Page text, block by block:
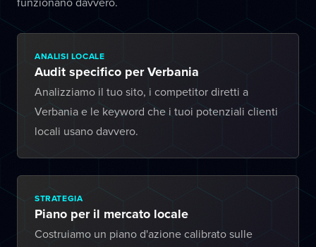
ANALISI LOCALE
Audit specifico per Verbania
Analizziamo il tuo sito, i competitor diretti a
Verbania e le keyword che i tuoi potenziali clienti
locali usano davvero.
STRATEGIA
Piano per il mercato locale
Costruiamo un piano d'azione calibrato sulle